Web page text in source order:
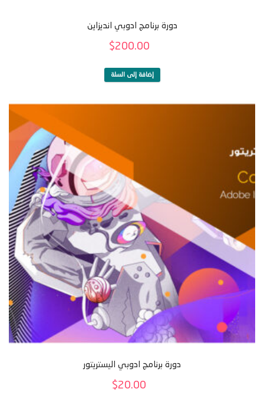
دورة برنامج ادوبي انديزاين
$200.00
إضافة إلى السلة
دورة برنامج ادوبي اليستريتور
$20.00